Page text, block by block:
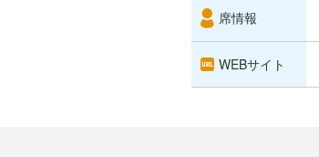
席情報
WEBサイト